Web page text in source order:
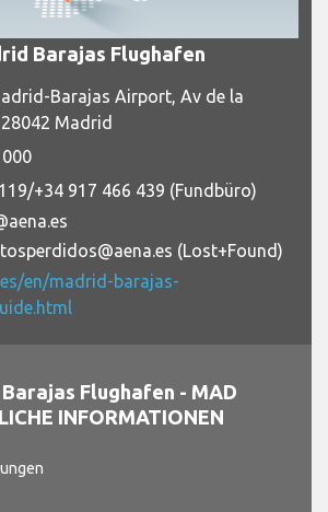
Barajas Flughafen
Barajas Airport, Av de la
Madrid
+34 917 466 439 (Fundbüro)
(Lost+Found)
en/madrid-barajas-
Flughafen - MAD
INFORMATIONEN